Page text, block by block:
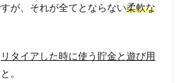
が、それが全てとならない柔軟な
リタイアした時に使う貯金と遊び用
。